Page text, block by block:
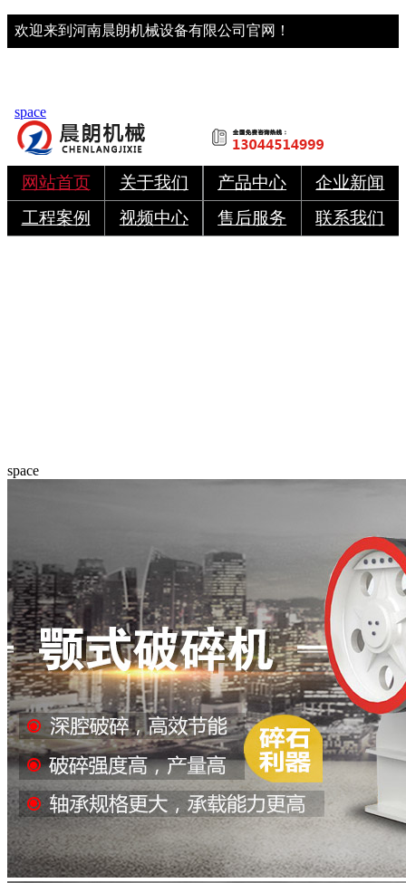
欢迎来到河南晨朗机械设备有限公司官网！
space
网站首页 关于我们 产品中心
企业新闻
工程案例
视频中心 售后服务 联系我们
space